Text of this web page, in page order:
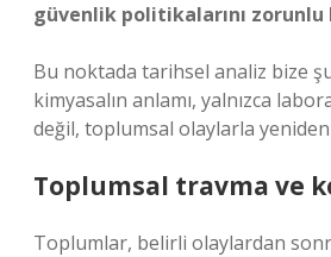
güvenlik politikalarını zorunlu
Bu noktada tarihsel analiz bize
kimyasalın anlamı, yalnızca
değil, toplumsal olaylarla
Toplumsal travma ve
Toplumlar, belirli olaylardan